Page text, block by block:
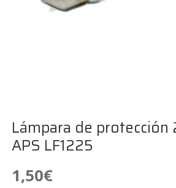
Lámpara de protección
APS LF1225
1,50€